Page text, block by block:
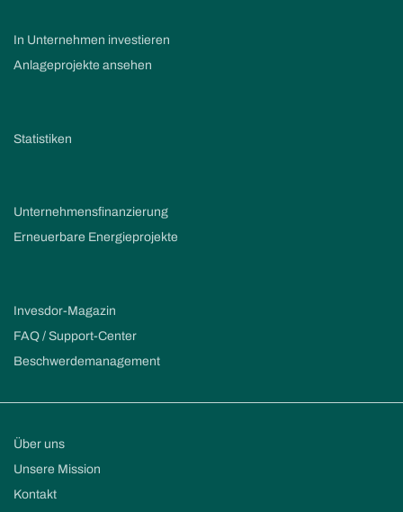
In Unternehmen investieren
Anlageprojekte ansehen
Statistiken
Unternehmensfinanzierung
Erneuerbare Energieprojekte
Invesdor-Magazin
FAQ / Support-Center
Beschwerdemanagement
Über uns
Unsere Mission
Kontakt